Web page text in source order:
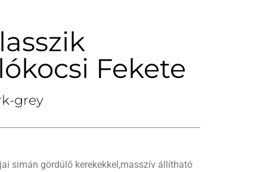
Fekete
grey
simán gördülő kerekekkel,masszív állítható